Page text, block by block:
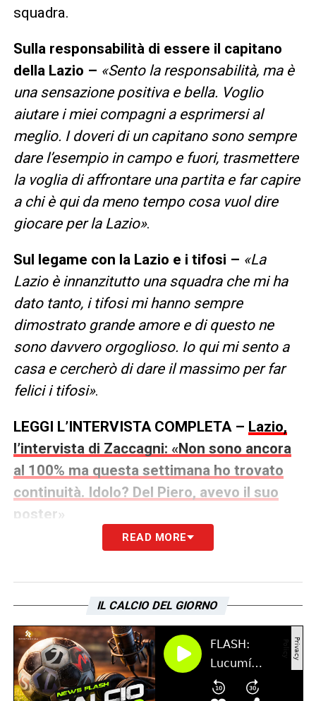
squadra.
Sulla responsabilità di essere il capitano
della Lazio – «Sento la responsabilità, ma è
una sensazione positiva e bella. Voglio
aiutare i miei compagni a esprimersi al
meglio. I doveri di un capitano sono sempre
dare l’esempio in campo e fuori, trasmettere
la voglia di affrontare una partita e far capire
a chi è qui da meno tempo cosa vuol dire
giocare per la Lazio».
Sul legame con la Lazio e i tifosi – «La
Lazio è innanzitutto una squadra che mi ha
dato tanto, i tifosi mi hanno sempre
dimostrato grande amore e di questo ne
sono davvero orgoglioso. Io qui mi sento a
casa e cercherò di dare il massimo per far
felici i tifosi».
LEGGI L’INTERVISTA COMPLETA – Lazio,
l’intervista di Zaccagni: «Non sono ancora
al 100% ma questa settimana ho trovato
continuità. Idolo? Del Piero, avevo il suo
poster»
READ MORE
IL CALCIO DEL GIORNO